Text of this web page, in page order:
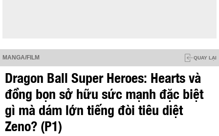
MANGA/FILM QUAY LẠI
Dragon Ball Super Heroes: Hearts và
đồng bọn sở hữu sức mạnh đặc biệt
gì mà dám lớn tiếng đòi tiêu diệt
Zeno? (P1)